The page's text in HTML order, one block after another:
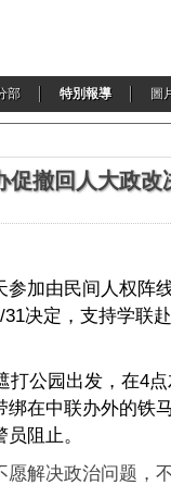
部 特別報導 圖
促撤回人大政改
加由民间人权阵
决定，支持学联
打公园出发，在4
在中联办外的铁
阻止。
解决政治问题，